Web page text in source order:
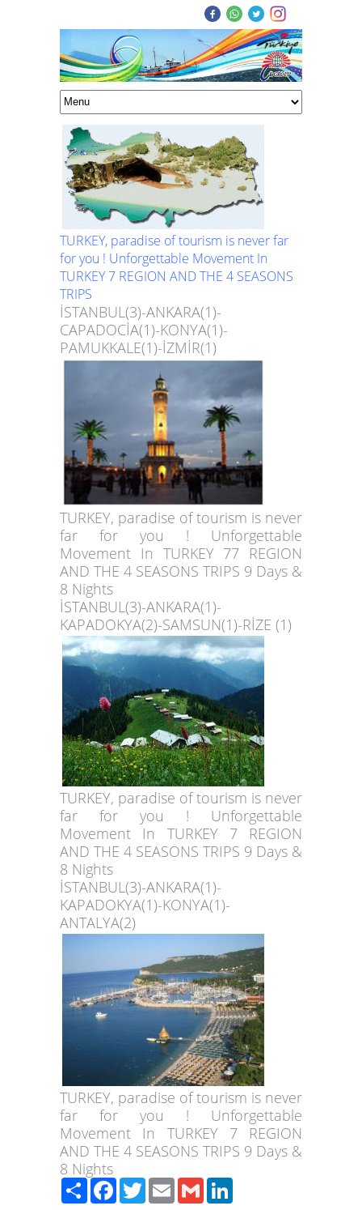
TURKEY, paradise of tourism is never far
for you ! Unforgettable Movement In
TURKEY 7 REGION AND THE 4 SEASONS
TRIPS
İSTANBUL(3)-ANKARA(1)-
CAPADOCİA(1)-KONYA(1)-
PAMUKKALE(1)-İZMİR(1)
TURKEY, paradise of tourism is never
far for you ! Unforgettable
Movement In TURKEY 77 REGION
AND THE 4 SEASONS TRIPS 9 Days &
8 Nights
İSTANBUL(3)-ANKARA(1)-
KAPADOKYA(2)-SAMSUN(1)-RİZE (1)
TURKEY, paradise of tourism is never
far for you ! Unforgettable
Movement In TURKEY 7 REGION
AND THE 4 SEASONS TRIPS 9 Days &
8 Nights
İSTANBUL(3)-ANKARA(1)-
KAPADOKYA(1)-KONYA(1)-
ANTALYA(2)
TURKEY, paradise of tourism is never
far for you ! Unforgettable
Movement In TURKEY 7 REGION
AND THE 4 SEASONS TRIPS 9 Days &
8 Nights
PaylaşFacebook
TwitterEmailGmail